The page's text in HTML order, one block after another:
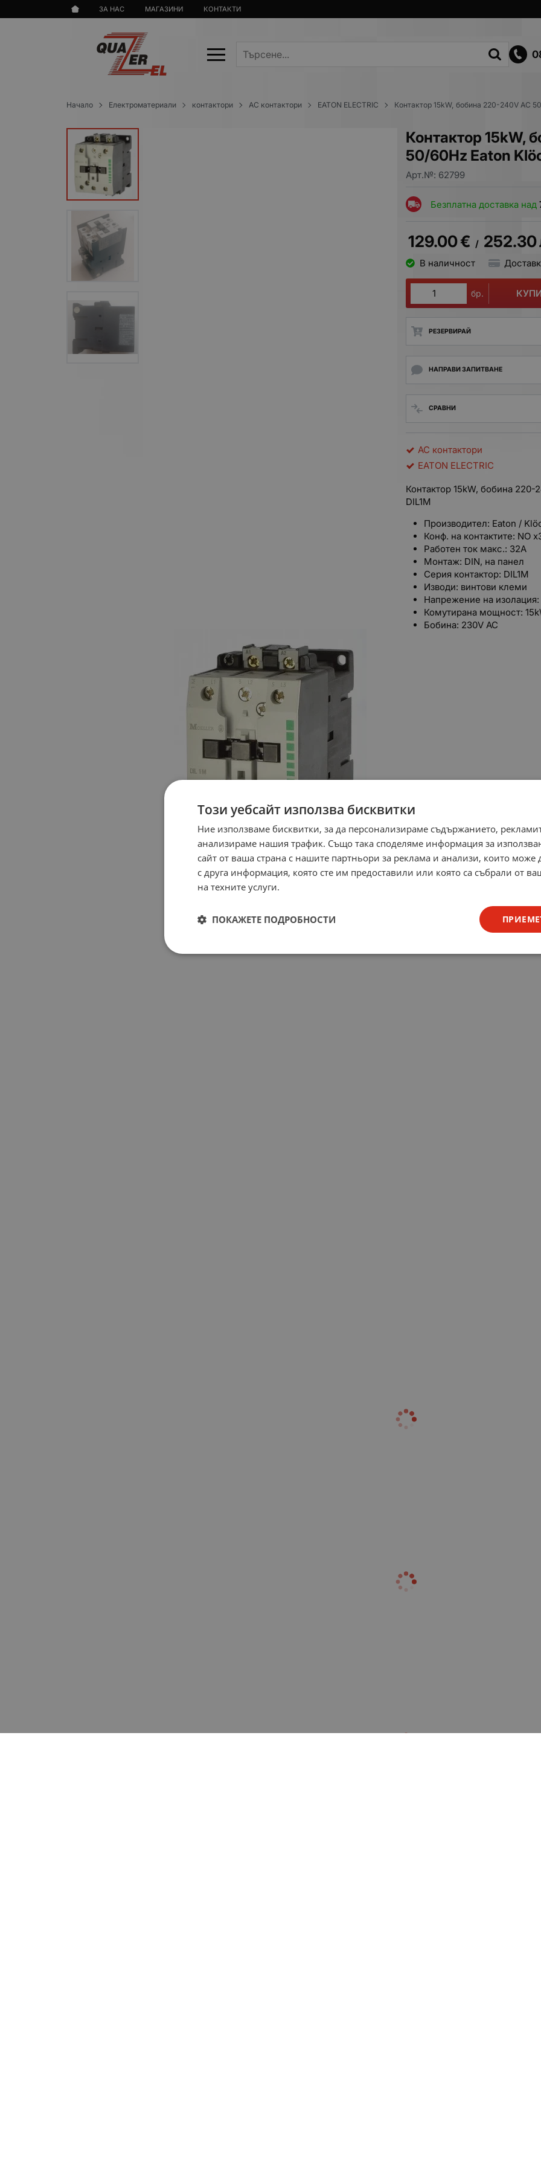
ЗА НАС МАГАЗИНИ КОНТАКТИ
Начало Електроматериали контактори AC контактори EATON ELECTRIC Контактор 15kW, бобина 220-240V AC
Контактор 15kW,
50/60Hz Eaton
Арт.№: 62799
Безплатна доставка над
129.00€ / 252.30
В наличност
бр.
РЕЗЕРВИРАЙ
НАПРАВИ ЗАПИТВАНЕ
СРАВНИ
AC контактори
EATON ELECTRIC
Контактор 15kW, бобина
DIL1M
Производител: Eaton /
Конф. на контактите: NO
Работен ток макс.: 32A
Монтаж: DIN, на панел
Серия контактор: DIL1M
Изводи: винтови клеми
Напрежение на
Комутирана мощност:
Бобина: 230V AC
Този уебсайт използва бисквитки
Ние използваме бисквитки, за да персонализираме съдържанието,
анализираме нашия трафик. Също така споделяме информация за
сайт от ваша страна с нашите партньори за реклама и анализи, които може
с друга информация, която сте им предоставили или която са събрали от
на техните услуги.
ПОКАЖЕТЕ ПОДРОБНОСТИ